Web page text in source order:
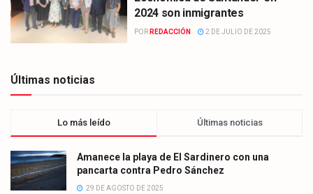
2024 son inmigrantes
POR REDACCIÓN 2 DE JULIO DE 2025
Últimas noticias
Lo más leído Últimas noticias
Amanece la playa de El Sardinero con una
pancarta contra Pedro Sánchez
29 DE AGOSTO DE 2025